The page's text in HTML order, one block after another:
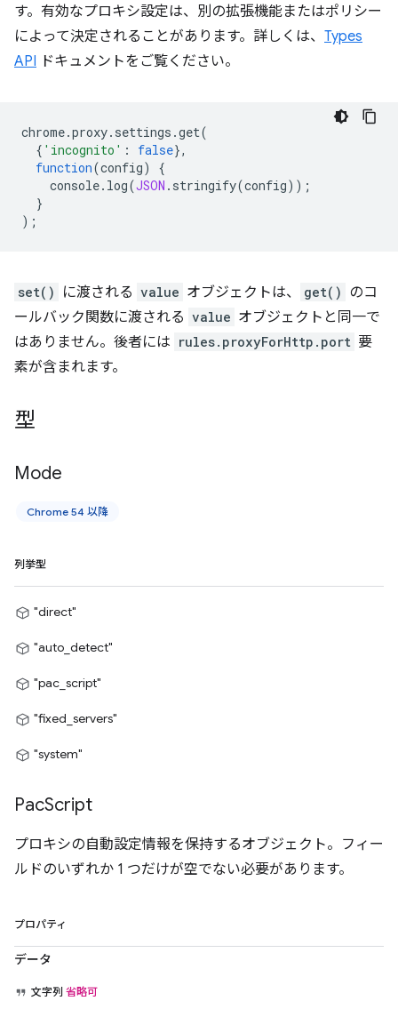
す。有効なプロキシ設定は、別の拡張機能またはポリシー
によって決定されることがあります。詳しくは、 Types
API ドキュメントをご覧ください。
chrome.proxy. settings .get(
{ 'incognito' : false},
function(config)
{
console. log(JSON . stringify(config));
}
);
set() に渡される value オブジェクトは、 get() のコ
ールバック関数に渡される value オブジェクトと同一で
はありません。後者には rules.proxyForHttp.port 要
素が含まれます。
型
Mode
Chrome 54 以降
列挙型
"direct"
"auto_detect"
"pac_script"
"fixed_servers"
"system"
PacScript
プロキシの自動設定情報を保持するオブジェクト。フィー
ルドのいずれか 1 つだけが空でない必要があります。
プロパティ
データ
文字列 省略可